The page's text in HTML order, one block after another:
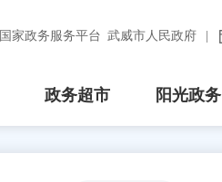
国家政务服务平台 武威市人民政府
政务超市 阳光政务